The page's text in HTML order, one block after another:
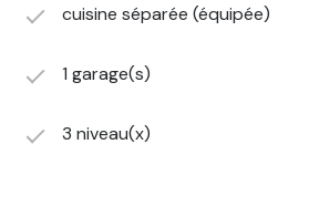
cuisine séparée (équipée)
1 garage(s)
3 niveau(x)